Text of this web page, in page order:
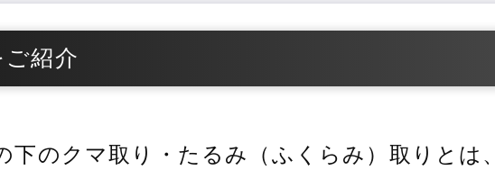
紹介
下のクマ取り・たるみ（ふくらみ）取りとは、